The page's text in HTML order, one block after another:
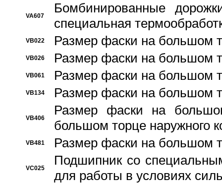
VA607
Бомбинированные
специальная
VB022 Размер фаски на большом
VB026 Размер фаски на большом
VB061 Размер фаски на большом
VB134 Размер фаски на большом
VB406
Размер фаски на
большом торце наружного
VB481 Размер фаски на большом
VC025
Подшипник со
для работы в условиях